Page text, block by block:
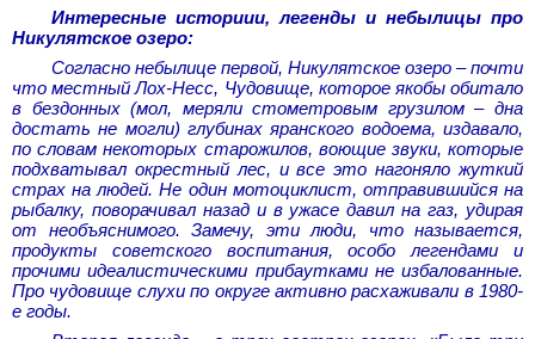
Интересные историии, легенды и небылицы про
Никулятское озеро:
Согласно небылице первой, Никулятское озеро – почти
что местный Лох-Несс, Чудовище, которое якобы обитало
в бездонных (мол, меряли стометровым грузилом – дна
достать не могли) глубинах яранского водоема, издавало,
по словам некоторых старожилов, воющие звуки, которые
подхватывал окрестный лес, и все это нагоняло жуткий
страх на людей. Не один мотоциклист, отправившийся на
рыбалку, поворачивал назад и в ужасе давил на газ, удирая
от необъяснимого. Замечу, эти люди, что называется,
продукты советского воспитания, особо легендами и
прочими идеалистическими прибаутками не избалованные.
Про чудовище слухи по округе активно расхаживали в 1980-
е годы.